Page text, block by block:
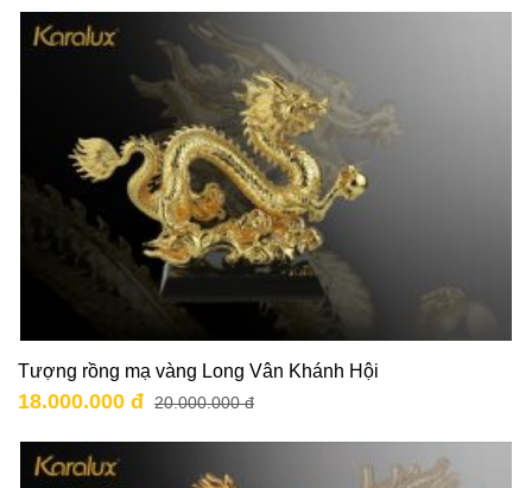
Tượng rồng mạ vàng Long Vân Khánh Hội
18.000.000 đ 20.000.000 đ